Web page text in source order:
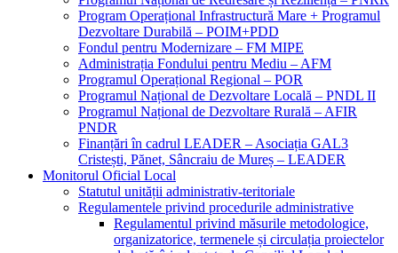
Program Operațional Infrastructură Mare + Programul
Dezvoltare Durabilă – POIM+PDD
Fondul pentru Modernizare – FM MIPE
Administrația Fondului pentru Mediu – AFM
Programul Operațional Regional – POR
Programul Național de Dezvoltare Locală – PNDL II
Programul Național de Dezvoltare Rurală – AFIR
PNDR
Finanțări în cadrul LEADER – Asociația GAL3
Cristești, Pănet, Sâncraiu de Mureș – LEADER
Monitorul Oficial Local
Statutul unității administrativ-teritoriale
Regulamentele privind procedurile administrative
Regulamentul privind măsurile metodologice,
organizatorice, termenele și circulația proiectelor